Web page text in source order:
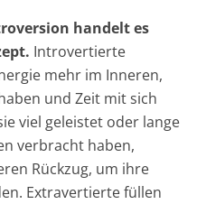
handelt es
Introvertierte
mehr im Inneren,
und Zeit mit sich
viel geleistet oder lange
verbracht haben,
Rückzug, um ihre
Extravertierte füllen